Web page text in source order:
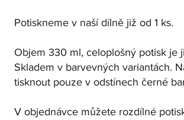
Potiskneme v naší dílně již od 1 ks.
Objem 330 ml, celoplošný potisk je
Skladem v barvevných variantách.
tisknout pouze v odstínech černé
V objednávce můžete rozdílné